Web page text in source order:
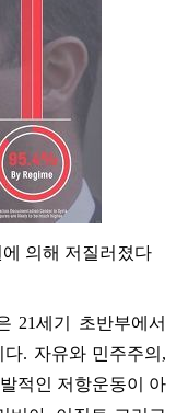
의해 저질러졌다
21세기 초반부에서
다. 자유와 민주주의 ,
적인 저항운동이 아